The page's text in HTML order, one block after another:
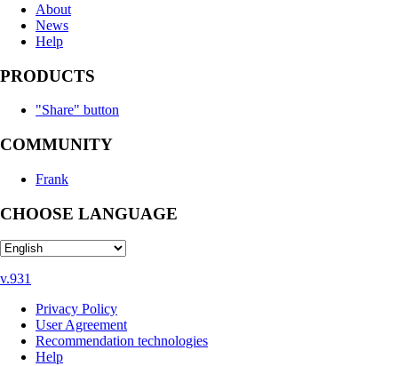
About
News
Help
PRODUCTS
"Share" button
COMMUNITY
Frank
CHOOSE LANGUAGE
v.931
Privacy Policy
User Agreement
Recommendation technologies
Help